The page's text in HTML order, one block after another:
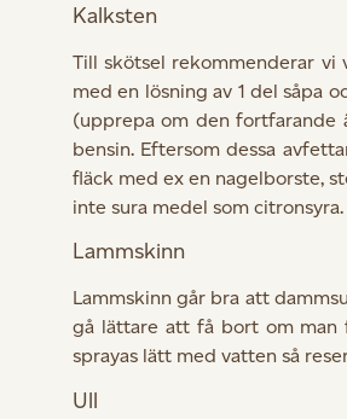
Kalksten
Till skötsel rekommenderar vi
med en lösning av 1 del såpa
(upprepa om den fortfarande
bensin. Eftersom dessa
fläck med ex en nagelborste,
inte sura medel som citronsyra.
Lammskinn
Lammskinn går bra att
gå lättare att få bort om man
sprayas lätt med vatten så
Ull